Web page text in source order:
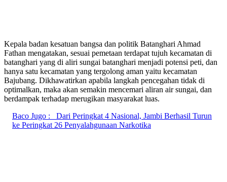
Kepala badan kesatuan bangsa dan politik Batanghari Ahmad
Fathan mengatakan, sesuai pemetaan terdapat tujuh kecamatan di
batanghari yang di aliri sungai batanghari menjadi potensi peti, dan
hanya satu kecamatan yang tergolong aman yaitu kecamatan
Bajubang. Dikhawatirkan apabila langkah pencegahan tidak di
optimalkan, maka akan semakin mencemari aliran air sungai, dan
berdampak terhadap merugikan masyarakat luas.
Baco Jugo :
Dari Peringkat 4 Nasional, Jambi Berhasil Turun
ke Peringkat 26 Penyalahgunaan Narkotika